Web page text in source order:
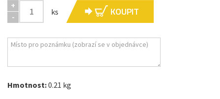
+
-
ks KOUPIT
Hmotnost:0.21 kg